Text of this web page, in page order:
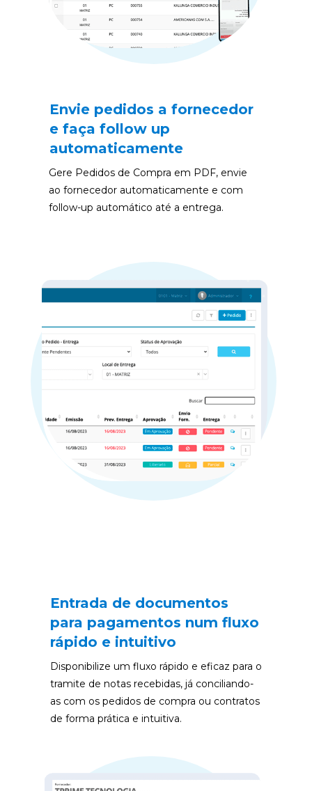
Envie pedidos a fornecedor
e faça follow up
automaticamente
Gere Pedidos de Compra em PDF, envie
ao fornecedor automaticamente e com
follow-up automático até a entrega.
Entrada de documentos
para pagamentos num fluxo
rápido e intuitivo
Disponibilize um fluxo rápido e eficaz para o
tramite de notas recebidas, já conciliando-
as com os pedidos de compra ou contratos
de forma prática e intuitiva.